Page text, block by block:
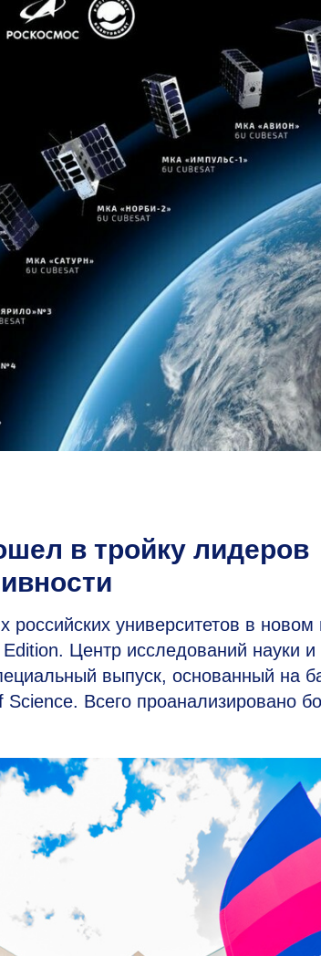
в тройку лидеров
университетов в новом
Центр исследований науки и
выпуск, основанный на
Всего проанализировано